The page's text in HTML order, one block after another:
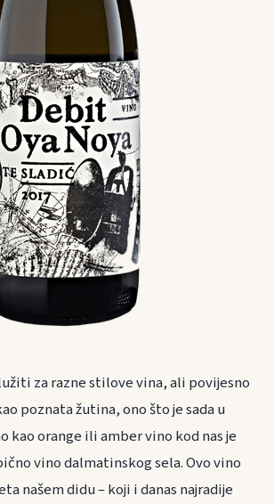
za razne stilove vina, ali povijesno
poznata žutina, ono što je sada u
kao orange ili amber vino kod nas je
vino dalmatinskog sela. Ovo vino
našem didu – koji i danas najradije